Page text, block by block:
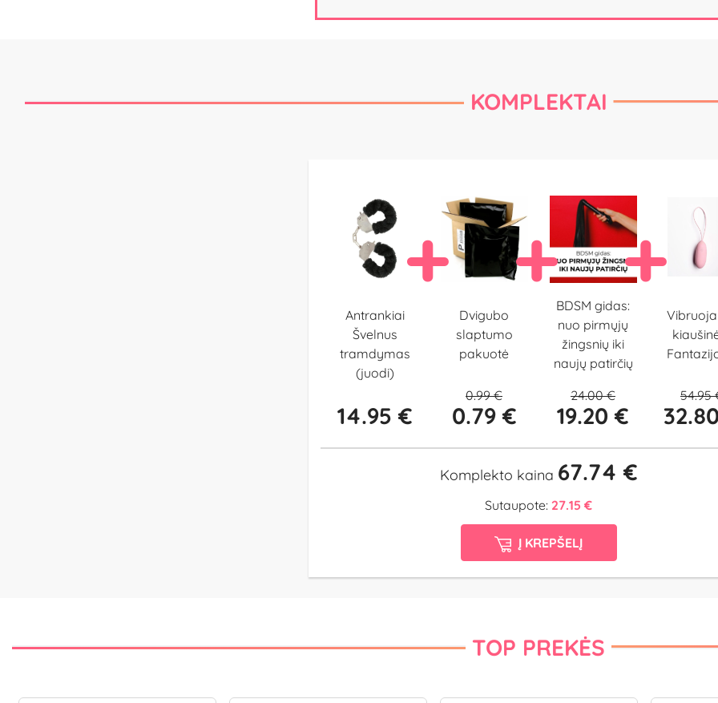
KOMPLEKTAI
Antrankiai
Švelnus
tramdymas
(juodi)
14.95 €
Dvigubo
slaptumo
pakuotė
0.99 €
0.79 €
BDSM gidas:
nuo pirmųjų
žingsnių iki
naujų patirčių
24.00 €
19.20 €
54.95
Komplekto kaina 67.74 €
Sutaupote: 27.15 €
Į KREPŠELĮ
TOP PREKĖS